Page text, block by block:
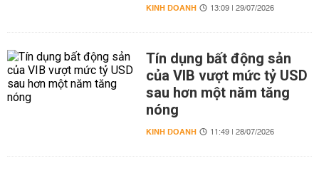
KINH DOANH 13:09 | 29/07/2026
Tín dụng bất động sản
của VIB vượt mức tỷ USD
sau hơn một năm tăng
nóng
KINH DOANH 11:49 | 28/07/2026